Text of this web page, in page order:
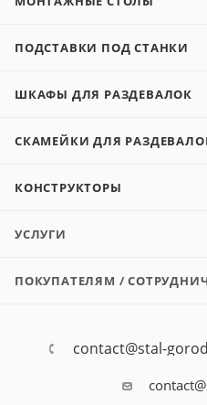
ПОДСТАВКИ ПОД СТАНКИ
ШКАФЫ ДЛЯ РАЗДЕВАЛОК
СКАМЕЙКИ ДЛЯ
КОНСТРУКТОРЫ
УСЛУГИ
ПОКУПАТЕЛЯМ /
contact@stal-